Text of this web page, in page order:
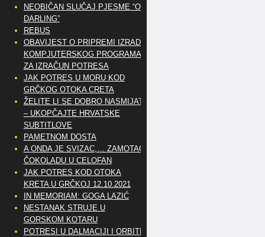
NEOBIČAN SLUČAJ PJESME “OH
DARLING”
REBUS
OBAVIJEST O PRIPREMI IZRADE
KOMPJUTERSKOG PROGRAMA
ZA IZRAČUN POTRESA
JAK POTRES U MORU KOD
GRČKOG OTOKA CRETA
ŽELITE LI SE DOBRO NASMIJATI
– UKOPČAJTE HRVATSKE
SUBTITLOVE
PAMETNOM DOSTA
A ONDA JE SVIZAC,… ZAMOTAO
ČOKOLADU U CELOFAN
JAK POTRES KOD OTOKA
KRETA U GRČKOJ 12.10.2021
IN MEMORIAM: GOGA LAZIĆ
NESTANAK STRUJE U
GORSKOM KOTARU
POTRESI U DALMACIJI I ORBITE